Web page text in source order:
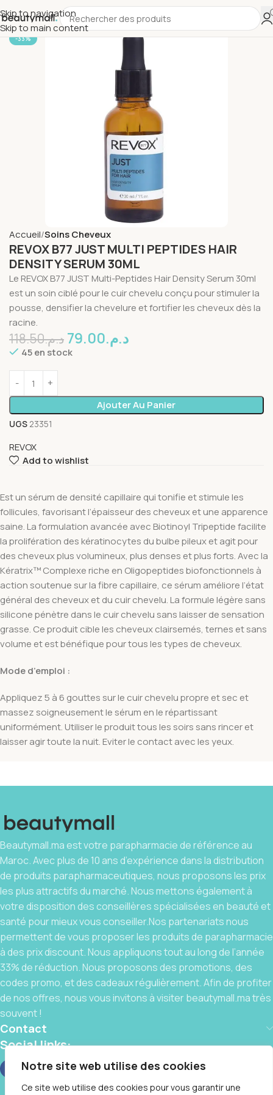
Notre site web utilise des cookies
Ce site web utilise des cookies pour vous garantir une
Skip to navigation
Skip to main content
-33%
Accueil Soins Cheveux
REVOX B77 JUST MULTI PEPTIDES HAIR
DENSITY SERUM 30ML
Le REVOX B77 JUST Multi-Peptides Hair Density Serum 30ml
est un soin ciblé pour le cuir chevelu conçu pour stimuler la
pousse, densifier la chevelure et fortifier les cheveux dès la
racine.
د.م.118.50 د.م.79.00
45 en stock
Ajouter Au Panier
UGS 23351
REVOX
Add to wishlist
Est un sérum de densité capillaire qui tonifie et stimule les
follicules, favorisant l’épaisseur des cheveux et une apparence
saine. La formulation avancée avec Biotinoyl Tripeptide facilite
la prolifération des kératinocytes du bulbe pileux et agit pour
des cheveux plus volumineux, plus denses et plus forts. Avec la
Kératrix™Complexe riche en Oligopeptides biofonctionnels à
action soutenue sur la fibre capillaire, ce sérum améliore l’état
général des cheveux et du cuir chevelu. La formule légère sans
silicone pénètre dans le cuir chevelu sans laisser de sensation
grasse. Ce produit cible les cheveux clairsemés, ternes et sans
volume et est bénéfique pour tous les types de cheveux.
Mode d’emploi :
Appliquez 5 à 6 gouttes sur le cuir chevelu propre et sec et
massez soigneusement le sérum en le répartissant
uniformément. Utiliser le produit tous les soirs sans rincer et
laisser agir toute la nuit. Eviter le contact avec les yeux.
Beautymall.ma est votre parapharmacie de référence au
Maroc. Avec plus de 10 ans d’expérience dans la distribution
de produits parapharmaceutiques, nous proposons les prix
les plus attractifs du marché. Nous mettons également à
votre disposition des conseillères spécialisées en beauté et
santé pour mieux vous conseiller.Nos partenariats nous
permettent de vous proposer les produits de parapharmacie
à des prix discount. Nous appliquons tout au long de l’année
33% de réduction. Nous proposons des promotions, des
codes promo, et des cadeaux régulièrement. Afin de profiter
de nos offres, nous vous invitons à visiter beautymall.ma très
souvent !
Contact
Social links: